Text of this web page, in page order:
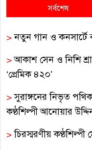
সর্বশেষ
>নতুন গান ও কনসার্টে
>আকাশ সেন ও নিশি
‘প্রেমিক ৪২০’
>সুরাঙ্গনের নিভৃত
কণ্ঠশিল্পী আনোয়ার
>চিরস্মরণীয়